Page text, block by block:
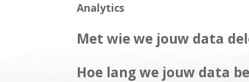
Analytics
Met wie we jouw data
Hoe lang we jouw data